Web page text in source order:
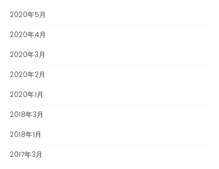
2020年5月
2020年4月
2020年3月
2020年2月
2020年1月
2018年3月
2018年1月
2017年3月